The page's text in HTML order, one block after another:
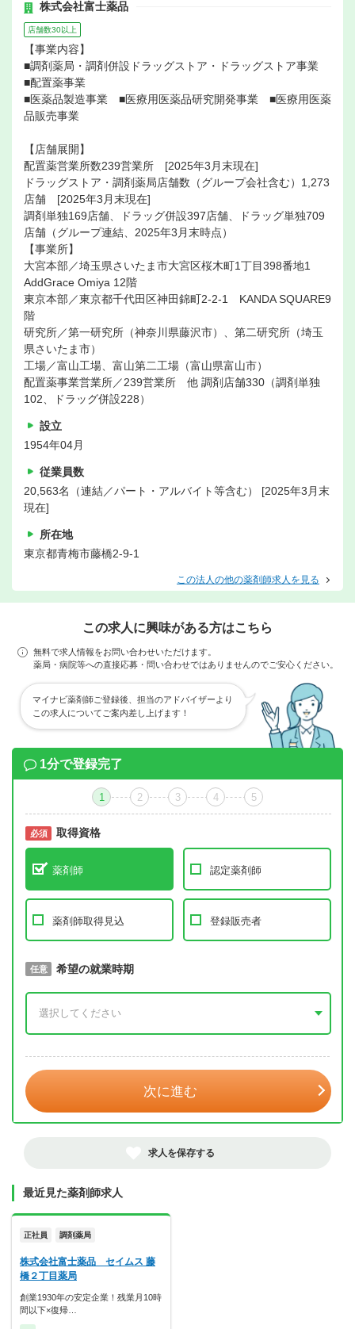
株式会社富士薬品
店舗数30以上
【事業内容】
■調剤薬局・調剤併設ドラッグストア・ドラッグストア事業
■配置薬事業
■医薬品製造事業 ■医療用医薬品研究開発事業 ■医療用医薬
品販売事業
【店舗展開】
配置薬営業所数239営業所 [2025年3月末現在]
ドラッグストア・調剤薬局店舗数（グループ会社含む）1,273
店舗 [2025年3月末現在]
調剤単独169店舗、ドラッグ併設397店舗、ドラッグ単独709
店舗（グループ連結、2025年3月末時点）
【事業所】
大宮本部／埼玉県さいたま市大宮区桜木町1丁目398番地1
AddGrace Omiya 12階
東京本部／東京都千代田区神田錦町2-2-1 KANDA SQUARE9
階
研究所／第一研究所（神奈川県藤沢市）、第二研究所（埼玉
県さいたま市）
工場／富山工場、富山第二工場（富山県富山市）
配置薬事業営業所／239営業所 他 調剤店舗330（調剤単独
102、ドラッグ併設228）
設立
1954年04月
従業員数
20,563名（連結／パート・アルバイト等含む） [2025年3月末
現在]
所在地
東京都青梅市藤橋2-9-1
この法人の他の薬剤師求人を見る
この求人に興味がある方はこちら
無料で求人情報をお問い合わせいただけます。
薬局・病院等への直接応募・問い合わせではありませんのでご安心ください。
マイナビ薬剤師ご登録後、担当のアドバイザーより
この求人についてご案内差し上げます！
1分で登録完了
1 2 3 4 5
必須 取得資格
薬剤師 認定薬剤師
薬剤師取得見込 登録販売者
必須 取得予定年
任意 希望の就業時期
次に進む
求人を保存する
最近見た薬剤師求人
正社員 調剤薬局
株式会社富士薬品 セイムス 藤
橋２丁目薬局
創業1930年の安定企業！残業月10時
間以下×復帰…